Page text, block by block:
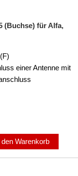
(Buchse) für Alfa,
einer Antenne mit
den Warenkorb